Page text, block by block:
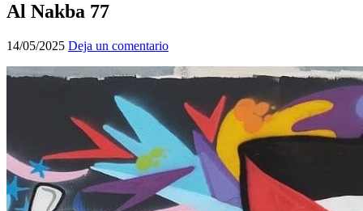
Al Nakba 77
14/05/2025 Deja un comentario